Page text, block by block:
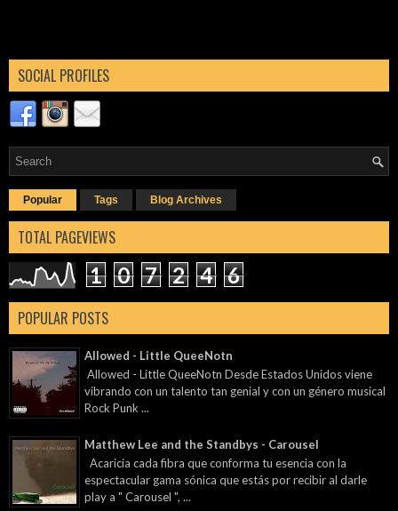
SOCIAL PROFILES
Popular Tags Blog Archives
TOTAL PAGEVIEWS
1 0 7 2 4 6
POPULAR POSTS
Allowed - Little QueeNotn
Allowed - Little QueeNotn Desde Estados Unidos viene
vibrando con un talento tan genial y con un género musical
Rock Punk ...
Matthew Lee and the Standbys - Carousel
Acaricia cada fibra que conforma tu esencia con la
espectacular gama sónica que estás por recibir al darle
play a " Carousel ", ...